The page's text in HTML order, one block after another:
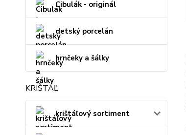
Cibulák - originál
detský porcelán
hrnčeky a šálky
KRIŠTÁĽ
krištáľový sortiment